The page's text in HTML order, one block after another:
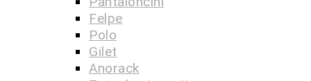
Felpe
Polo
Gilet
Anorack